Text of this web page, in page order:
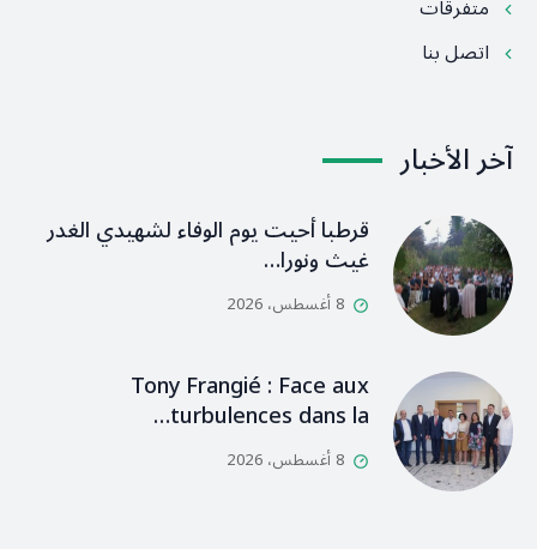
متفرقات
اتصل بنا
آخر الأخبار
قرطبا أحيت يوم الوفاء لشهيدي الغدر
غيث ونورا…
8 أغسطس، 2026
Tony Frangié : Face aux
turbulences dans la…
8 أغسطس، 2026